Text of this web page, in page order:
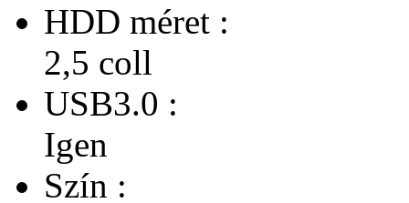
HDD méret :
2,5 coll
USB3.0 :
Igen
Szín :